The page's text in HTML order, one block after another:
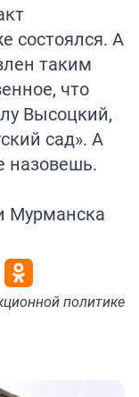
состоялся. А
таким
что
Высоцкий,
сад». А
назовешь.
Мурманска
политике